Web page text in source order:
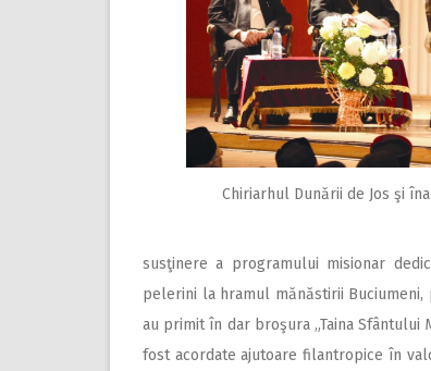
Chiriarhul Dunării de Jos şi
susţinere a programului misionar
pelerini la hramul mănăstirii
au primit în dar broşura „Taina Sfântului
fost acordate ajutoare filantropice în